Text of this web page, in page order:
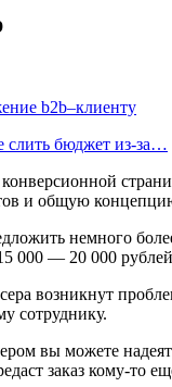
b2b–клиенту
слить бюджет из-за…
и общую
немного
000 — 20 000
возникнут
сотруднику.
вы можете
заказ кому-то